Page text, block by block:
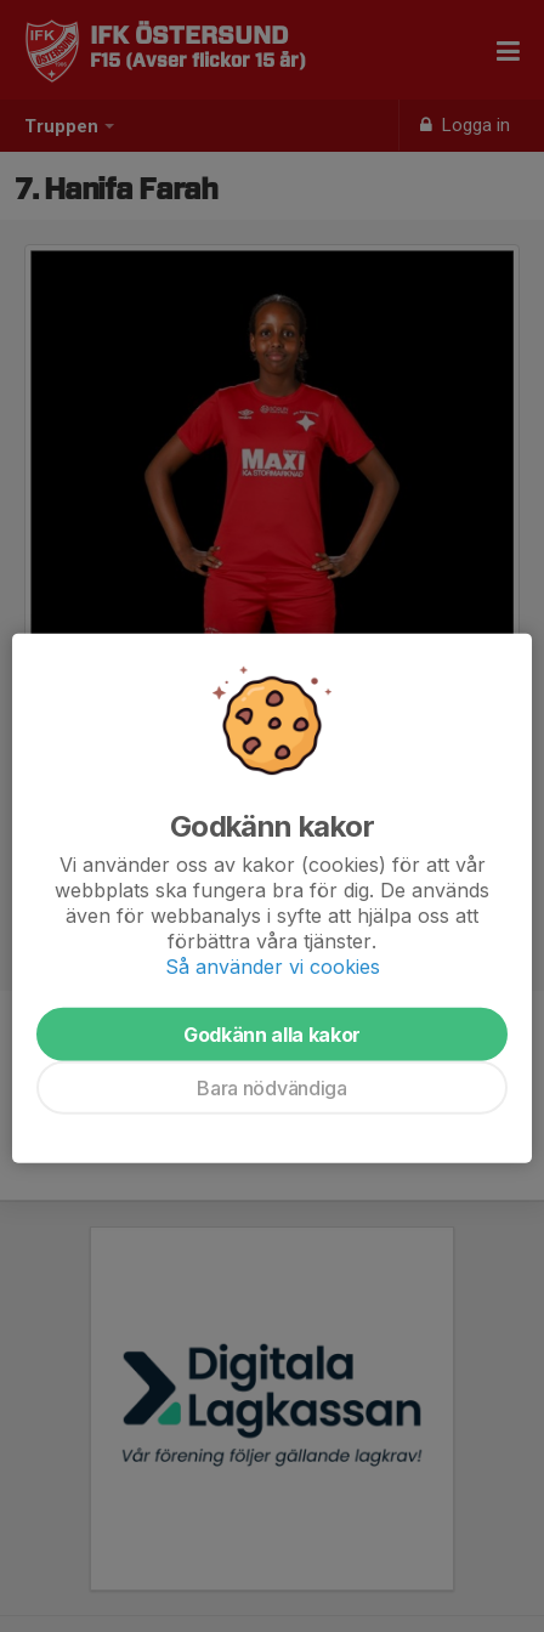
Truppen Logga in
IFK ÖSTERSUND
F15 (Avser flickor 15 år)
7. Hanifa Farah
Ålder 14 år
Godkänn kakor
Vi använder oss av kakor (cookies) för att vår
webbplats ska fungera bra för dig. De används
även för webbanalys i syfte att hjälpa oss att
förbättra våra tjänster.
Så använder vi cookies
Godkänn alla kakor
Bara nödvändiga